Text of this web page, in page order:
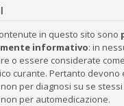
in questo sito sono
informativo: in
o essere considerate
curante. Pertanto devono
per diagnosi su se
per automedicazione.